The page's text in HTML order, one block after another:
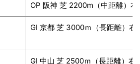
OP 阪神 芝 2200m（中距離）
GⅠ 京都 芝 3000ｍ（長距離）右
GⅠ 中山 芝 2500ｍ（長距離）右